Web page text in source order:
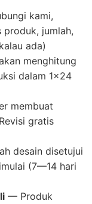
kami,
produk, jumlah,
ada)
menghitung
dalam 1×24
membuat
gratis
desain disetujui
(7—14 hari
— Produk